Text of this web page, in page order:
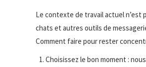
Le contexte de travail actuel n’est
chats et autres outils de
Comment faire pour rester
Choisissez le bon moment :